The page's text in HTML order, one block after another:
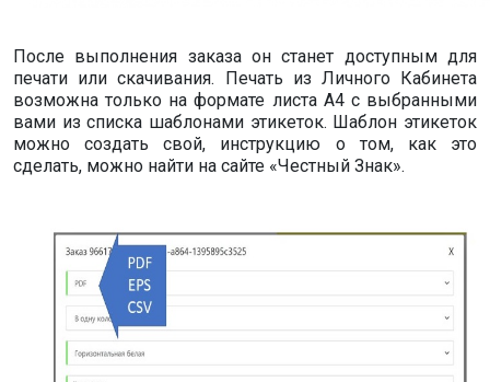
После выполнения заказа он станет доступным для
печати или скачивания. Печать из Личного Кабинета
возможна только на формате листа А4 с выбранными
вами из списка шаблонами этикеток. Шаблон этикеток
можно создать свой, инструкцию о том, как это
сделать, можно найти на сайте «Честный Знак».